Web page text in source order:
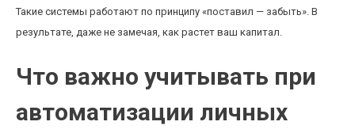
Такие системы работают по принципу «поставил — забыть». В
результате, даже не замечая, как растет ваш капитал.
Что важно учитывать при
автоматизации личных